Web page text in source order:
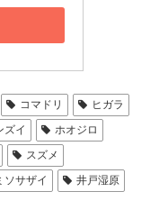
コマドリ
ヒガラ
ズイ
ホオジロ
スズメ
ソサザイ 井戸湿原